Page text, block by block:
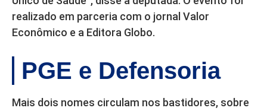
realizado em parceria com o jornal Valor
Econômico e a Editora Globo.
PGE e Defensoria
Mais dois nomes circulam nos bastidores, sobre